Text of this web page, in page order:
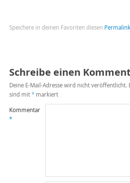
Speichere in deinen Favoriten diesen Permalink
Schreibe einen
Deine E-Mail-Adresse wird nicht veröffentlicht.
sind mit *markiert
Kommentar
*